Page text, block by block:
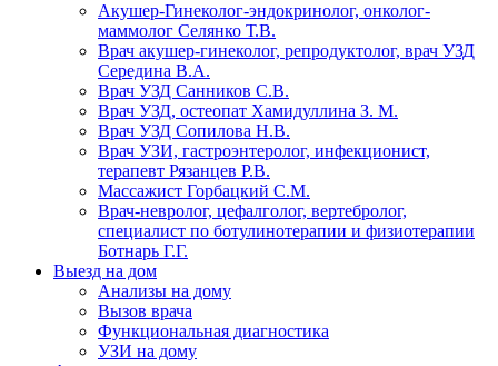
Акушер-Гинеколог-эндокринолог, онколог-
маммолог Селянко Т.В.
Врач акушер-гинеколог, репродуктолог, врач УЗД
Середина В.А.
Врач УЗД Санников С.В.
Врач УЗД, остеопат Хамидуллина З. М.
Врач УЗД Сопилова Н.В.
Врач УЗИ, гастроэнтеролог, инфекционист,
терапевт Рязанцев Р.В.
Массажист Горбацкий С.М.
Врач-невролог, цефалголог, вертебролог,
специалист по ботулинотерапии и физиотерапии
Ботнарь Г.Г.
Выезд на дом
Анализы на дому
Вызов врача
Функциональная диагностика
УЗИ на дому